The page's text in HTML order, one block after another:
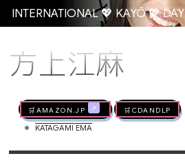
INTERNATIONAL 💖 KAYŌ 💖 DAY
方上江麻
🛒AMAZON.jp 🛒CDandLP
• KATAGAMI EMA